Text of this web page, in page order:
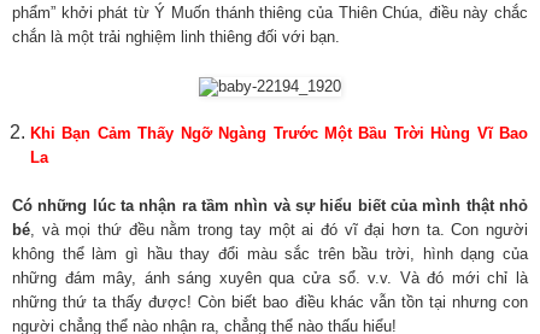
phẩm” khởi phát từ Ý Muốn thánh thiêng của Thiên Chúa, điều này chắc
chắn là một trải nghiệm linh thiêng đối với bạn.
Khi Bạn Cảm Thấy Ngỡ Ngàng Trước Một Bầu Trời Hùng Vĩ Bao
La
Có những lúc ta nhận ra tầm nhìn và sự hiểu biết của mình thật nhỏ
bé, và mọi thứ đều nằm trong tay một ai đó vĩ đại hơn ta. Con người
không thể làm gì hầu thay đổi màu sắc trên bầu trời, hình dạng của
những đám mây, ánh sáng xuyên qua cửa sổ. v.v. Và đó mới chỉ là
những thứ ta thấy được! Còn biết bao điều khác vẫn tồn tại nhưng con
người chẳng thể nào nhận ra, chẳng thể nào thấu hiểu!